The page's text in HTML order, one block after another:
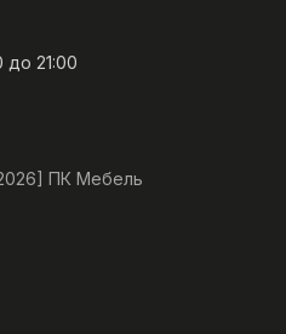
до 21:00
ПК Мебель